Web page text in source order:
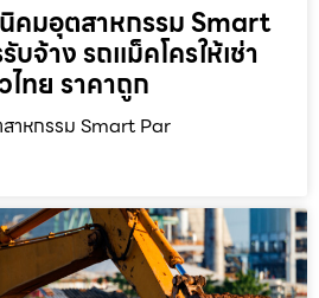
นิคมอุตสาหกรรม Smart
จ้าง รถแม็คโครให้เช่า
ทย ราคาถูก
สาหกรรม Smart Par